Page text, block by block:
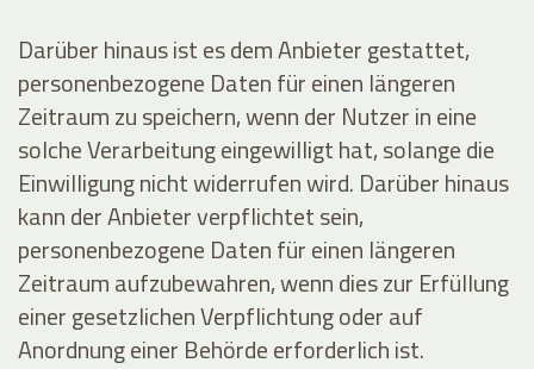
Darüber hinaus ist es dem Anbieter gestattet,
personenbezogene Daten für einen längeren
Zeitraum zu speichern, wenn der Nutzer in eine
solche Verarbeitung eingewilligt hat, solange die
Einwilligung nicht widerrufen wird. Darüber hinaus
kann der Anbieter verpflichtet sein,
personenbezogene Daten für einen längeren
Zeitraum aufzubewahren, wenn dies zur Erfüllung
einer gesetzlichen Verpflichtung oder auf
Anordnung einer Behörde erforderlich ist.